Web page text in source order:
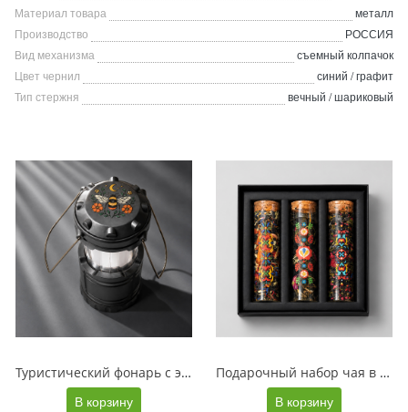
Материал товара
металл
Производство
РОССИЯ
Вид механизма
съемный колпачок
Цвет чернил
синий / графит
Тип стержня
вечный / шариковый
Туристический фонарь с эффектом пламени Beacon, серый с УФ ДТФ
В корзину
Подарочный набор чая в колбах Floros c УФ ДТФ
В корзину